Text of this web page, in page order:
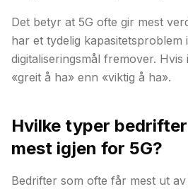
Det betyr at 5G ofte gir mest
har et tydelig kapasitetsproblem
digitaliseringsmål fremover.
«greit å ha» enn «viktig å ha».
Hvilke typer
mest igjen for 5G?
Bedrifter som ofte får mest ut av